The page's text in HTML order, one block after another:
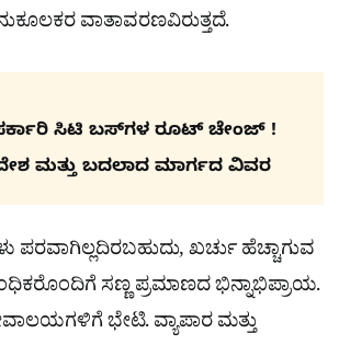
ವಾತಾವರಣವಿರುತ್ತದೆ.
ಸರ್ಕಾರಿ ಸಿಟಿ ಬಸ್​ಗಳ ರೂಟ್ ಚೇಂಜ್ !
ಮತ್ತು ಬದಲಾದ ಮಾರ್ಗದ ವಿವರ
ಪರವಾಗಿಲ್ಲದಿರಬಹುದು, ಖರ್ಚು ಹೆಚ್ಚಾಗುವ
ಸಣ್ಣ ಪ್ರಮಾಣದ ಭಿನ್ನಾಭಿಪ್ರಾಯ.
ಭೇಟಿ. ವ್ಯಾಪಾರ ಮತ್ತು